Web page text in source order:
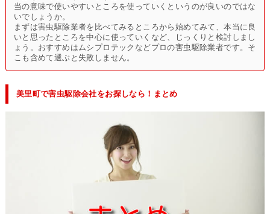
当の意味で使いやすいところを使っていくというのが良いのではな
いでしょうか。
まずは害虫駆除業者を比べてみるところから始めてみて、本当に良
いと思ったところを中心に使っていくなど、じっくりと検討しまし
ょう。おすすめはムシプロテックなどプロの害虫駆除業者です。そ
こも含めて選ぶと失敗しません。
美里町で害虫駆除会社をお探しなら！まとめ